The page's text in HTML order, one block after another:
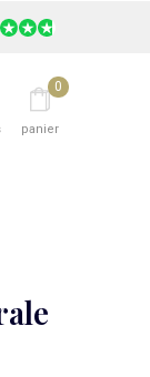
panier
0